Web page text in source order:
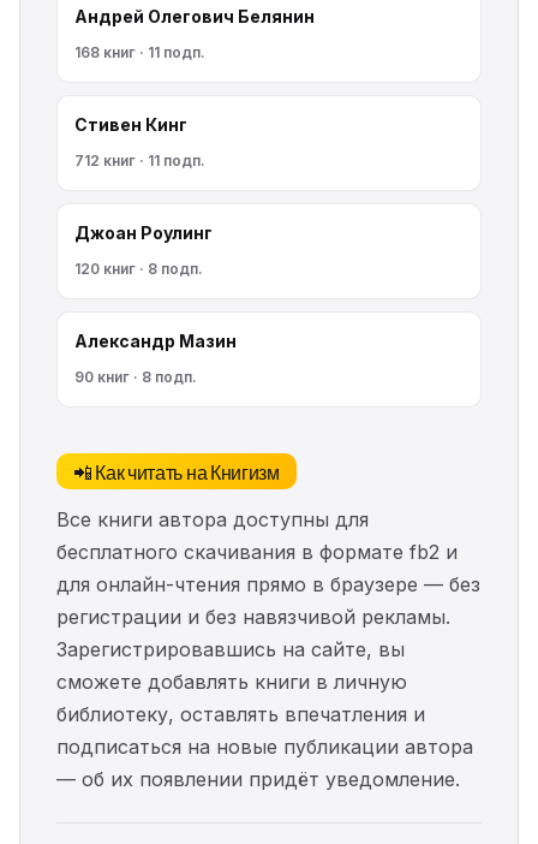
Андрей Олегович Белянин
168 книг · 11 подп.
Стивен Кинг
712 книг · 11 подп.
Джоан Роулинг
120 книг · 8 подп.
Александр Мазин
90 книг · 8 подп.
📲 Как читать на Книгизм
Все книги автора доступны для
бесплатного скачивания в формате fb2 и
для онлайн-чтения прямо в браузере — без
регистрации и без навязчивой рекламы.
Зарегистрировавшись на сайте, вы
сможете добавлять книги в личную
библиотеку, оставлять впечатления и
подписаться на новые публикации автора
— об их появлении придёт уведомление.